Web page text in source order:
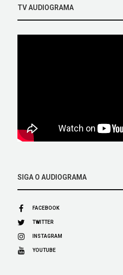
TV AUDIOGRAMA
SIGA O AUDIOGRAMA
FACEBOOK
TWITTER
INSTAGRAM
YOUTUBE